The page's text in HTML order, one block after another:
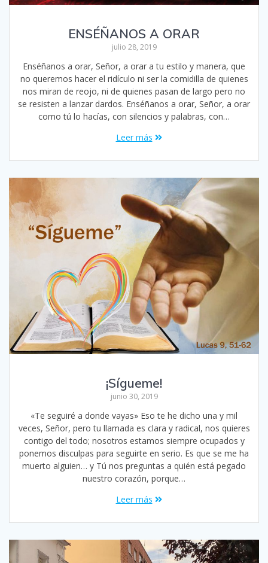
ENSÉÑANOS A ORAR
julio 28, 2019
Enséñanos a orar, Señor, a orar a tu estilo y manera, que
no queremos hacer el ridículo ni ser la comidilla de quienes
nos miran de reojo, ni de quienes pasan de largo pero no
se resisten a lanzar dardos. Enséñanos a orar, Señor, a orar
como tú lo hacías, con silencios y palabras, con…
Leer más
¡Sígueme!
junio 30, 2019
«Te seguiré a donde vayas» Eso te he dicho una y mil
veces, Señor, pero tu llamada es clara y radical, nos quieres
contigo del todo; nosotros estamos siempre ocupados y
ponemos disculpas para seguirte en serio. Es que se me ha
muerto alguien… y Tú nos preguntas a quién está pegado
nuestro corazón, porque…
Leer más